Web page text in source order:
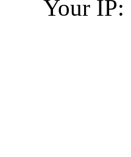
Your IP: